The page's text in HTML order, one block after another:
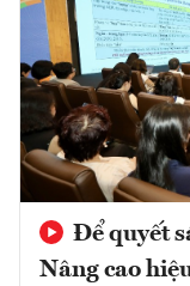
Để quyết
Nâng cao